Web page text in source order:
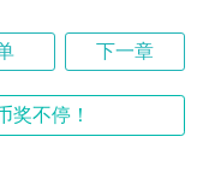
下一章
奖不停！